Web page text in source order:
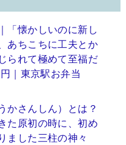
「懐かしいのに新し
あちこちに工夫とか
られて極めて至福だ
｜東京駅お弁当
かさんしん）とは？
た原初の時に、初め
ました三柱の神々